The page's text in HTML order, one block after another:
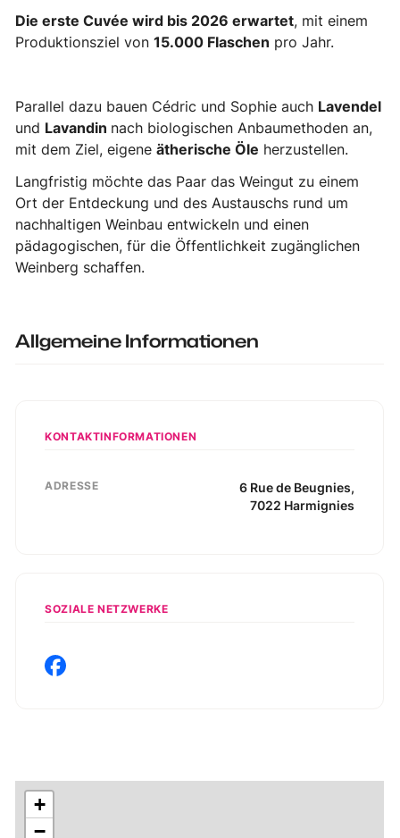
Die erste Cuvée wird bis 2026 erwartet, mit einem
Produktionsziel von15.000 Flaschen pro Jahr.
Parallel dazu bauen Cédric und Sophie auch Lavendel
und Lavandin nach biologischen Anbaumethoden an,
mit dem Ziel, eigeneätherische Öle herzustellen.
Langfristig möchte das Paar das Weingut zu einem
Ort der Entdeckung und des Austauschs rund um
nachhaltigen Weinbau entwickeln und einen
pädagogischen, für die Öffentlichkeit zugänglichen
Weinberg schaffen.
Allgemeine Informationen
KONTAKTINFORMATIONEN
ADRESSE 6 Rue de Beugnies,
7022 Harmignies
SOZIALE NETZWERKE
+
−